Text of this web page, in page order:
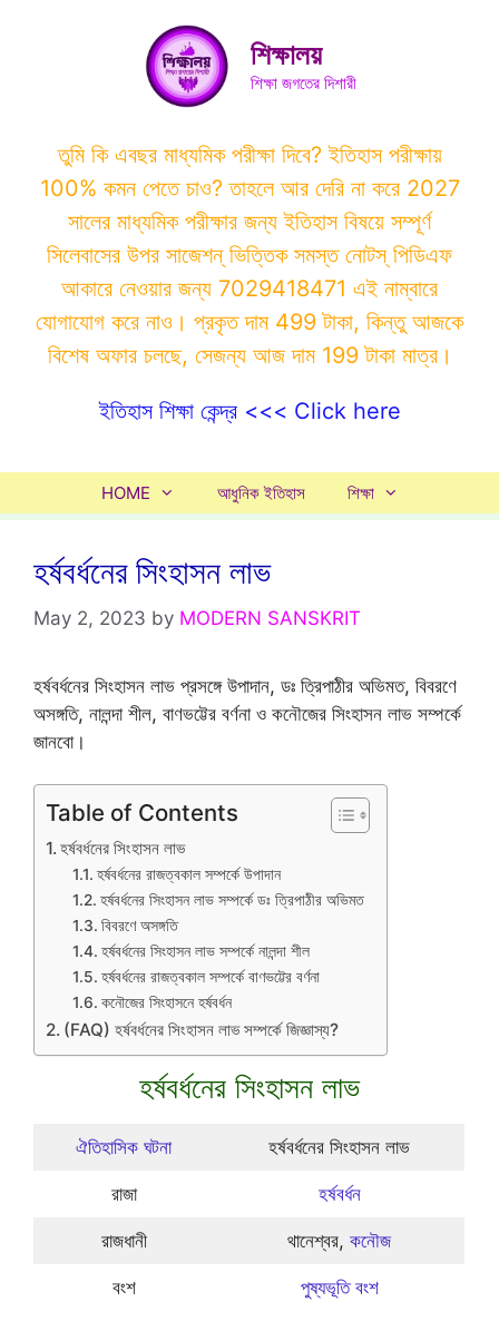
শিক্ষালয়
শিক্ষা জগতের দিশারী
তুমি কি এবছর মাধ্যমিক পরীক্ষা দিবে? ইতিহাস পরীক্ষায়
100% কমন পেতে চাও? তাহলে আর দেরি না করে 2027
সালের মাধ্যমিক পরীক্ষার জন্য ইতিহাস বিষয়ে সম্পূর্ণ
সিলেবাসের উপর সাজেশন্ ভিত্তিক সমস্ত নোটস্ পিডিএফ
আকারে নেওয়ার জন্য 7029418471 এই নাম্বারে
যোগাযোগ করে নাও। প্রকৃত দাম 499 টাকা, কিন্তু আজকে
বিশেষ অফার চলছে, সেজন্য আজ দাম 199 টাকা মাত্র।
ইতিহাস শিক্ষা কেন্দ্র <<< Click here
HOME আধুনিক ইতিহাস শিক্ষা
হর্ষবর্ধনের সিংহাসন লাভ
May 2, 2023 by MODERN SANSKRIT
হর্ষবর্ধনের সিংহাসন লাভ প্রসঙ্গে উপাদান, ডঃ ত্রিপাঠীর অভিমত, বিবরণে
অসঙ্গতি, নালন্দা শীল, বাণভট্টের বর্ণনা ও কনৌজের সিংহাসন লাভ সম্পর্কে
জানবো।
Table of Contents
হর্ষবর্ধনের সিংহাসন লাভ
হর্ষবর্ধনের রাজত্বকাল সম্পর্কে উপাদান
হর্ষবর্ধনের সিংহাসন লাভ সম্পর্কে ডঃ ত্রিপাঠীর অভিমত
বিবরণে অসঙ্গতি
হর্ষবর্ধনের সিংহাসন লাভ সম্পর্কে নালন্দা শীল
হর্ষবর্ধনের রাজত্বকাল সম্পর্কে বাণভট্টের বর্ণনা
কনৌজের সিংহাসনে হর্ষবর্ধন
(FAQ) হর্ষবর্ধনের সিংহাসন লাভ সম্পর্কে জিজ্ঞাস্য?
হর্ষবর্ধনের সিংহাসন লাভ
ঐতিহাসিক ঘটনা হর্ষবর্ধনের সিংহাসন লাভ
রাজা হর্ষবর্ধন
রাজধানী থানেশ্বর, কনৌজ
বংশ পুষ্যভূতি বংশ